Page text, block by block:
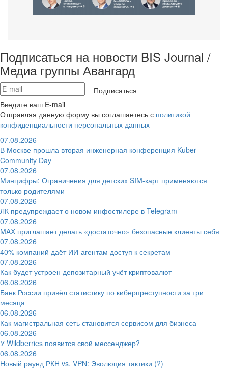
Подписаться на новости BIS Journal /
Медиа группы Авангард
Подписаться
Введите ваш E-mail
Отправляя данную форму вы соглашаетесь с политикой
конфиденциальности персональных данных
07.08.2026
В Москве прошла вторая инженерная конференция Kuber
Community Day
07.08.2026
Минцифры: Ограничения для детских SIM-карт применяются
только родителями
07.08.2026
ЛК предупреждает о новом инфостилере в Telegram
07.08.2026
MAX приглашает делать «достаточно» безопасные клиенты себя
07.08.2026
40% компаний даёт ИИ‑агентам доступ к секретам
07.08.2026
Как будет устроен депозитарный учёт криптовалют
06.08.2026
Банк России привёл статистику по киберпреступности за три
месяца
06.08.2026
Как магистральная сеть становится сервисом для бизнеса
06.08.2026
У Wildberries появится свой мессенджер?
06.08.2026
Новый раунд РКН vs. VPN: Эволюция тактики (?)